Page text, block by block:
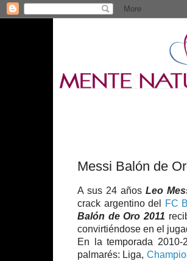
Messi Balón de
A sus 24 añosLeo
crack argentino del
FC
Balón de Oro 2011
convirtiéndose en el
En la temporada 2010-
palmarés: Liga,